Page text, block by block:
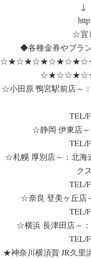
☆宜し
◆各種金券やブラ
☆小田原 鴨宮駅前店～
TEL/
☆静岡 伊東店
TEL/
☆札幌 厚別店～：北海
ク
TEL/
☆奈良 登美ヶ丘店
TEL/
☆横浜 長津田店～
TEL/
★神奈川横須賀 JR久里